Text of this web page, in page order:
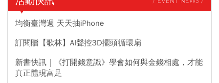
均衡臺灣週 天天抽iPhone
訂閱贈【歌林】AI聲控3D擺頭循環扇
新書快訊｜《打開錢意識》學會如何與金錢相處，才能
真正體現富足